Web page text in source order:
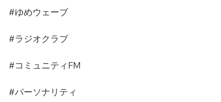
#ゆめウェーブ
#ラジオクラブ
#コミュニティFM
#パーソナリティ